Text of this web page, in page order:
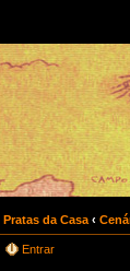
Pratas da Casa ‹
Entrar